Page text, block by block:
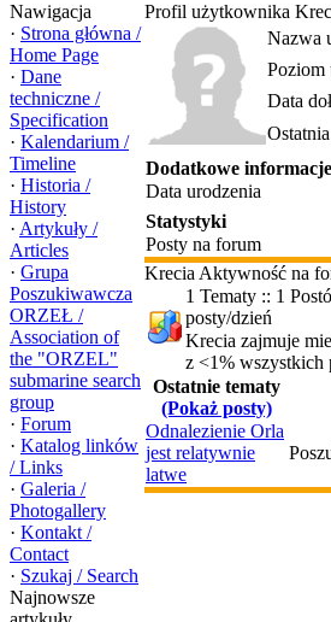
Nawigacja
· Strona główna /
Home Page
· Dane
techniczne /
Specification
· Kalendarium /
Timeline
· Historia /
History
· Artykuły /
Articles
· Grupa
Poszukiwawcza
ORZEŁ /
Association of
the "ORZEL"
submarine search
group
· Forum
· Katalog linków
/ Links
· Galeria /
Photogallery
· Kontakt /
Contact
· Szukaj / Search
Najnowsze
Profil użytkownika
Nazwa
Poziom
Data
Dodatkowe informacje
Data urodzenia
Statystyki
Posty na forum
Krecia Aktywność na
1 Tematy :: 1
posty/dzień
Krecia zajmuje
z <1% wszystkich
Ostatnie tematy
(Pokaż posty)
Odnalezienie Orla
jest relatywnie
latwe